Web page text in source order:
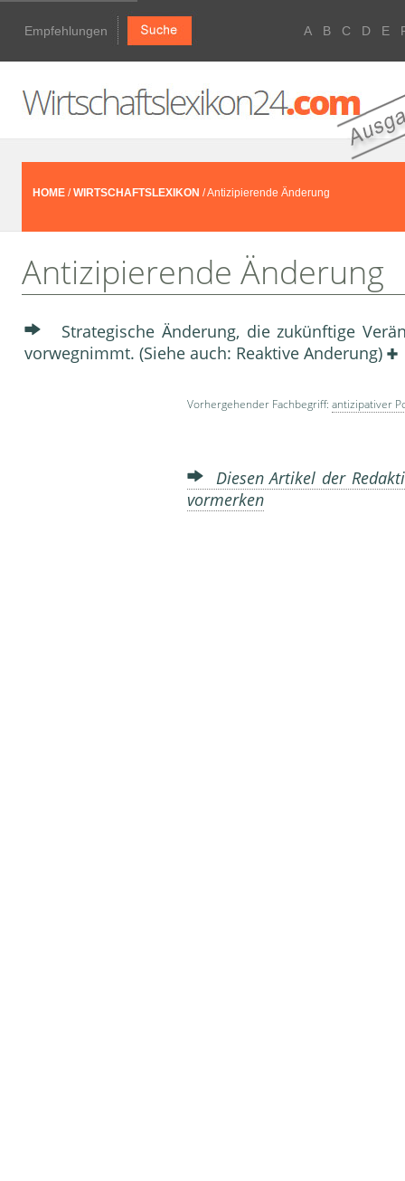
Empfehlungen A B C D E
HOME /WIRTSCHAFTSLEXIKON / Antizipierende Änderung
Antizipierende Änderung
Strategische Änderung, die zukünftige
vorwegnimmt. (Siehe auch: Reaktive Anderung)
Vorhergehender Fachbegriff: antizipativer
Diesen Artikel der
vormerken